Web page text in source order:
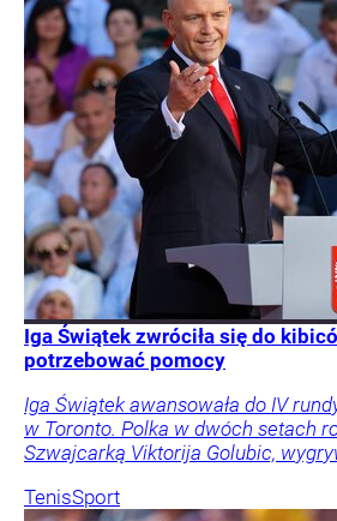
Iga Świątek zwróciła się do
potrzebować pomocy
Iga Świątek awansowała do IV
w Toronto. Polka w dwóch setach
Szwajcarką Viktorija Golubic,
TenisSport